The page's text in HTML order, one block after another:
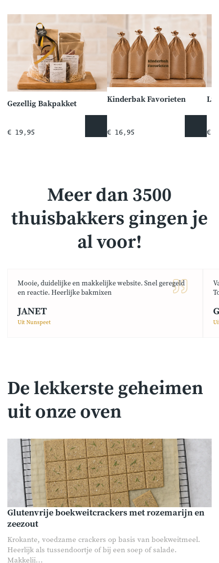
Gezellig Bakpakket
€ 19,95
Kinderbak Favorieten
€ 16,95 €
Meer dan 3500
thuisbakkers gingen je
al voor!
Mooie, duidelijke en makkelijke website. Snel geregeld
en reactie. Heerlijke bakmixen
JANET
Uit Nunspeet
De lekkerste geheimen
uit onze oven
Glutenvrije boekweitcrackers met rozemarijn en
zeezout
Krokante, voedzame crackers op basis van boekweitmeel.
Heerlijk als tussendoortje of bij een soep of salade.
Makkelij...